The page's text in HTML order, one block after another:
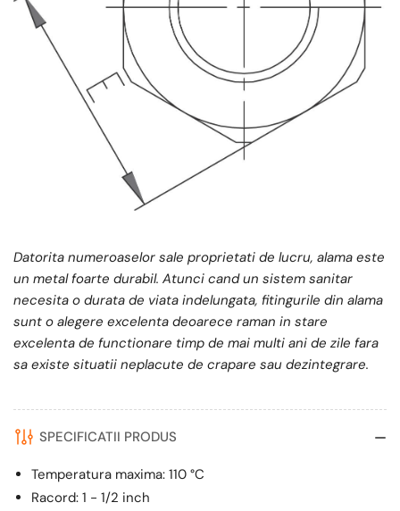
Datorita numeroaselor sale proprietati de lucru, alama este
un metal foarte durabil. Atunci cand un sistem sanitar
necesita o durata de viata indelungata, fitingurile din alama
sunt o alegere excelenta deoarece raman in stare
excelenta de functionare timp de mai multi ani de zile fara
sa existe situatii neplacute de crapare sau dezintegrare.
SPECIFICATII PRODUS
Temperatura maxima: 110 °C
Racord: 1 - 1/2 inch